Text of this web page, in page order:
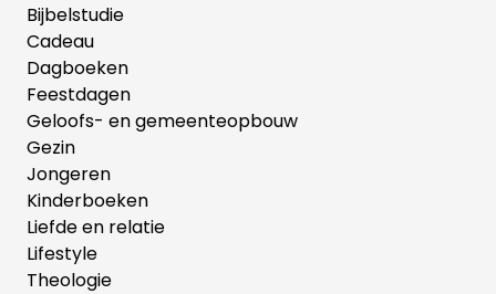
Bijbelstudie
Cadeau
Dagboeken
Feestdagen
Geloofs- en gemeenteopbouw
Gezin
Jongeren
Kinderboeken
Liefde en relatie
Lifestyle
Theologie